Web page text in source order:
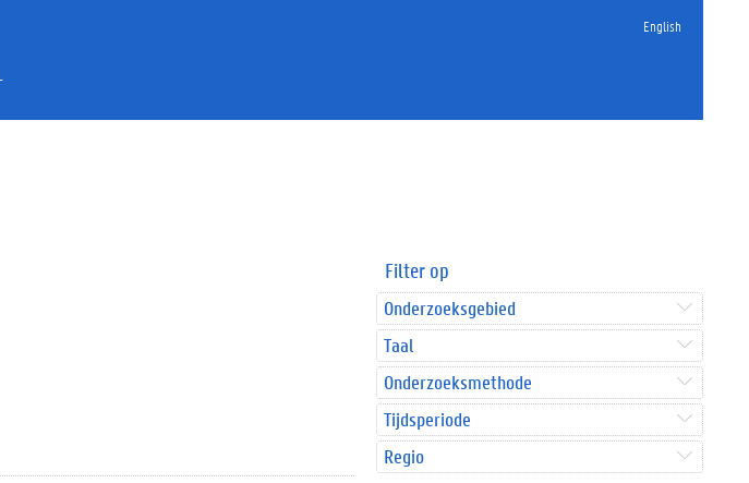
English
Filter op
Onderzoeksgebied
Taal
Onderzoeksmethode
Tijdsperiode
Regio